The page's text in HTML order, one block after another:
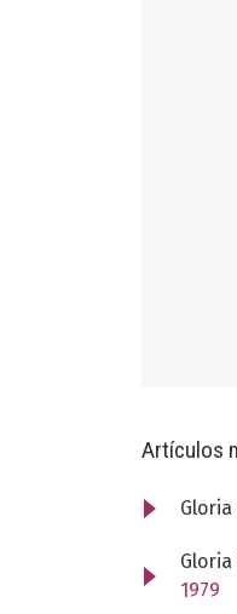
Artículos
1979